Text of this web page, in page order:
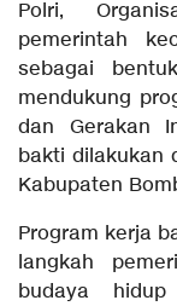
Polri,
pemerintah
sebagai
mendukung
dan Gerakan
bakti dilakukan
Kabupaten
Program kerja
langkah
budaya